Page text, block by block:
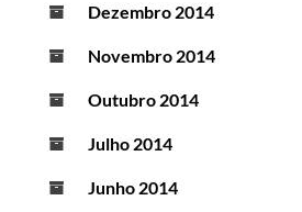
Dezembro 2014
Novembro 2014
Outubro 2014
Julho 2014
Junho 2014